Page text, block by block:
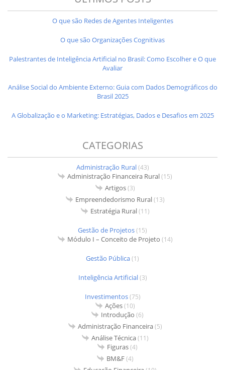
O que são Redes de Agentes Inteligentes
O que são Organizações Cognitivas
Palestrantes de Inteligência Artificial no Brasil: Como Escolher e O que
Avaliar
Análise Social do Ambiente Externo: Guia com Dados Demográficos do
Brasil 2025
A Globalização e o Marketing: Estratégias, Dados e Desafios em 2025
CATEGORIAS
Administração Rural(43)
Administração Financeira Rural(15)
Artigos(3)
Empreendedorismo Rural(13)
Estratégia Rural(11)
Gestão de Projetos(15)
Módulo I – Conceito de Projeto (14)
Gestão Pública(1)
Inteligência Artificial(3)
Investimentos(75)
Ações(10)
Introdução (6)
Administração Financeira(5)
Análise Técnica(11)
Figuras(4)
BM&F(4)